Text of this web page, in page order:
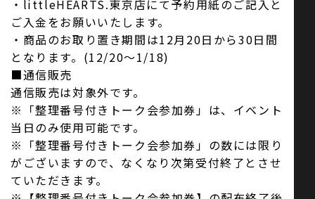
・littleHEARTS.東京店にて予約用紙のご記入と
ご入金をお願いいたします。
・商品のお取り置き期間は12月20日から30日間
となります。(12/20〜1/18)
■通信販売
通信販売は対象外です。
※「整理番号付きトーク会参加券」は、イベント
当日のみ使用可能です。
※「整理番号付きトーク会参加券」の数には限り
がございますので、なくなり次第受付終了とさせ
ていただきます。